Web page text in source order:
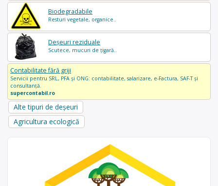
Biodegradabile
Resturi vegetale, organice..
Deșeuri reziduale
Scutece, mucuri de țigară..
Contabilitate fără griji
Servicii pentru SRL, PFA și ONG: contabilitate, salarizare, e-Factura, SAF-T și
consultanță.
supercontabil.ro
Alte tipuri de deșeuri
Agricultura ecologică